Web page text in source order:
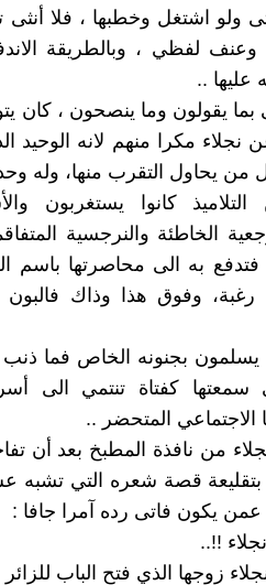
ولو اشتغل وخطبها ، فلا
وعنف لفظي ، وبالطريقة
عليها ..
بما يقولون وما ينصحون ،
نجلاء مكرا منهم لانه الوحيد
يحاول التقرب منها، وله
التلاميذ كانوا يستغربون
الخاطئة والنرجسية
به الى محاصرتها باسم
رغبة، وفوق هذا وذاك
بجنونه الخاص فما ذنب
كفتاة تنتمي الى
الاجتماعي المتحضر ..
من نافذة المطبخ بعد أن
بتقليعة قصة شعره التي
عمن يكون فاتى رده آمرا جافا :
!!..
زوجها الذي فتح الباب